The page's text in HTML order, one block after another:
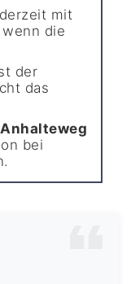
mit
die
der
das
Anhalteweg
bei